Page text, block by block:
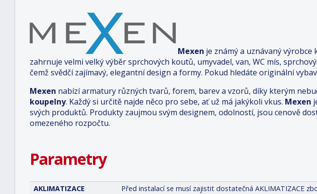
Mexen je známý a uznávaný
zahrnuje velmi velký výběr sprchových koutů, umyvadel, van, WC mís,
čemž svědčí zajímavý, elegantní design a formy. Pokud hledáte originální
Mexen nabízí armatury různých tvarů, forem, barev a vzorů, díky kterým
koupelny. Každý si určitě najde něco pro sebe, ať už má jakýkoli vkus. Mexen
svých produktů. Produkty zaujmou svým designem, odolností, jsou cenově
omezeného rozpočtu.
Parametry
AKLIMATIZACE
Před instalací se musí zajistit dostatečná AKLIMATIZACE